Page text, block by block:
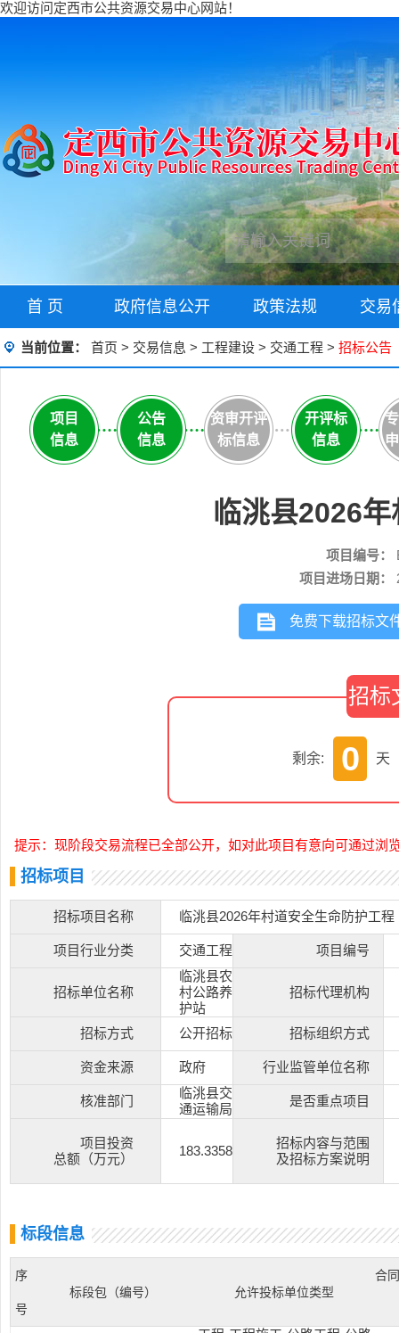
欢迎访问定西市公共资源交易中心网站！
首 页 政府信息公开 政策法规 交易
当前位置： 首页 > 交易信息 > 工程建设 > 交通工程 > 招标公告
项目
信息
公告
信息
资审开评
标信息
开评标
信息
临洮县2026
项目编号：
项目进场日期：
免费下载招标文
招标
剩余: 0 天
提示：现阶段交易流程已全部公开，如对此项目有意向可通过浏
招标项目
招标项目名称 临洮县2026年村道安全生命防护工程
项目行业分类 交通工程 项目编号
招标单位名称
临洮县农
村公路养
护站
招标代理机构
招标方式 公开招标 招标组织方式
资金来源 政府 行业监管单位名称
核准部门
临洮县交
通运输局
是否重点项目
项目投资
总额（万元）
183.3358
招标内容与范围
及招标方案说明
标段信息
序
号
标段包（编号） 允许投标单位类型
合